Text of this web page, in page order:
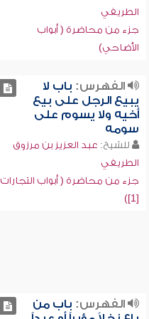
الطريفي
جزء من محاضرة ( أبواب
الأضاحي)
الفهرس: باب لا
يبيع الرجل على بيع
أخيه ولا يسوم على
سومه
للشيخ: عبد العزيز بن مرزوق
الطريفي
جزء من محاضرة ( أبواب التجارات
[1])
الفهرس: باب من